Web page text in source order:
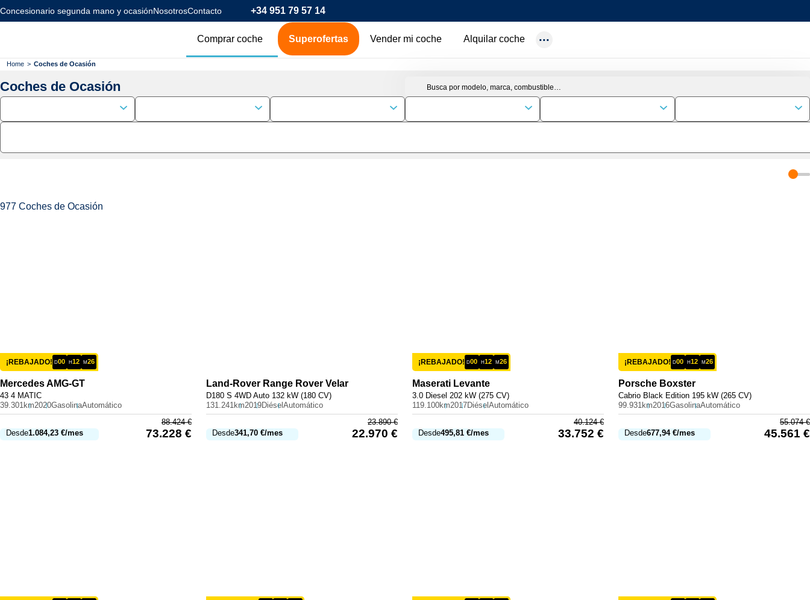
Concesionario segunda mano y ocasiónNosotrosContacto +34 951 79 57 14
Comprar coche
Coches Eléctricos
Superofertas Vender mi coche Alquilar coche
Home > Coches de Ocasión
Coches de Ocasión
977 Coches de Ocasión
¡REBAJADO! D00 H12 M26
MercedesAMG-GT
43 4 MATIC
39.301km2020GasolinaAutomático
Desde1.084,23 €/mes
88.424€
73.228 €
Land-Rover Range Rover Velar
D180 S 4WD Auto 132 kW (180 CV)
131.241km2019Diésel Automático
Desde341,70 €/mes
23.890€
22.970 €
¡REBAJADO! D00 H12 M26
Maserati Levante
3.0 Diesel 202 kW (275 CV)
119.100km2017Diésel Automático
Desde495,81 €/mes
40.124€
33.752 €
¡REBAJADO! D00 H12 M26
Porsche Boxster
Cabrio Black Edition 195 kW (265 CV)
99.931km2016GasolinaAutomático
Desde677,94 €/mes
55.074€
45.561 €